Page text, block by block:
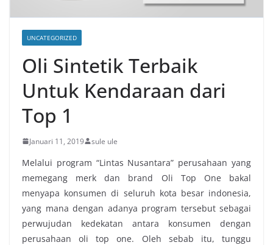
UNCATEGORIZED
Oli Sintetik Terbaik
Untuk Kendaraan dari
Top 1
Januari 11, 2019 sule ule
Melalui program “Lintas Nusantara” perusahaan yang
memegang merk dan brand Oli Top One bakal
menyapa konsumen di seluruh kota besar indonesia,
yang mana dengan adanya program tersebut sebagai
perwujudan kedekatan antara konsumen dengan
perusahaan oli top one. Oleh sebab itu, tunggu